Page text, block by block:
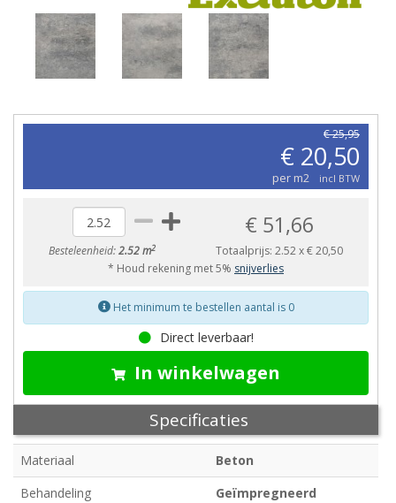
€ 25,95
€ 20,50
per m2 incl BTW
Besteleenheid:2.52 m2
€ 51,66
Totaalprijs:2.52x€ 20,50
* Houd rekening met 5% snijverlies
Het minimum te bestellen aantal is 0
Direct leverbaar!
In winkelwagen
Specificaties
Materiaal
Beton
Behandeling
Geïmpregneerd